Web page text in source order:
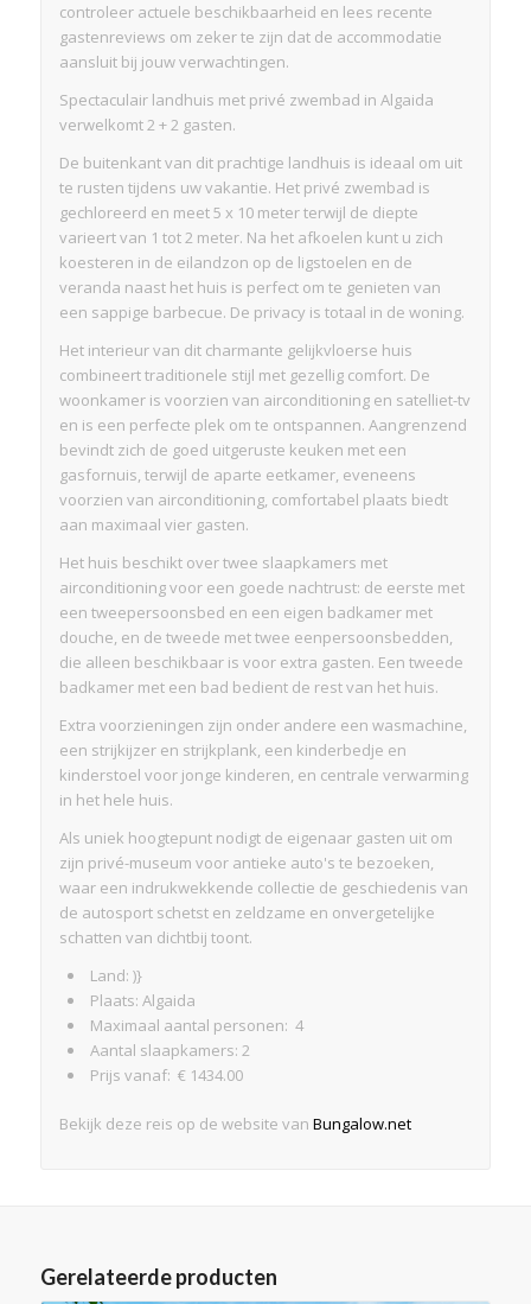
controleer actuele beschikbaarheid en lees recente
gastenreviews om zeker te zijn dat de accommodatie
aansluit bij jouw verwachtingen.
Spectaculair landhuis met privé zwembad in Algaida
verwelkomt 2 + 2 gasten.
De buitenkant van dit prachtige landhuis is ideaal om uit
te rusten tijdens uw vakantie. Het privé zwembad is
gechloreerd en meet 5 x 10 meter terwijl de diepte
varieert van 1 tot 2 meter. Na het afkoelen kunt u zich
koesteren in de eilandzon op de ligstoelen en de
veranda naast het huis is perfect om te genieten van
een sappige barbecue. De privacy is totaal in de woning.
Het interieur van dit charmante gelijkvloerse huis
combineert traditionele stijl met gezellig comfort. De
woonkamer is voorzien van airconditioning en satelliet-tv
en is een perfecte plek om te ontspannen. Aangrenzend
bevindt zich de goed uitgeruste keuken met een
gasfornuis, terwijl de aparte eetkamer, eveneens
voorzien van airconditioning, comfortabel plaats biedt
aan maximaal vier gasten.
Het huis beschikt over twee slaapkamers met
airconditioning voor een goede nachtrust: de eerste met
een tweepersoonsbed en een eigen badkamer met
douche, en de tweede met twee eenpersoonsbedden,
die alleen beschikbaar is voor extra gasten. Een tweede
badkamer met een bad bedient de rest van het huis.
Extra voorzieningen zijn onder andere een wasmachine,
een strijkijzer en strijkplank, een kinderbedje en
kinderstoel voor jonge kinderen, en centrale verwarming
in het hele huis.
Als uniek hoogtepunt nodigt de eigenaar gasten uit om
zijn privé-museum voor antieke auto's te bezoeken,
waar een indrukwekkende collectie de geschiedenis van
de autosport schetst en zeldzame en onvergetelijke
schatten van dichtbij toont.
Land: )}
Plaats: Algaida
Maximaal aantal personen: 4
Aantal slaapkamers: 2
Prijs vanaf: € 1434.00
Bekijk deze reis op de website van Bungalow.net
Gerelateerde producten